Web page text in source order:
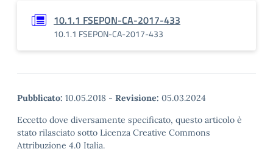
10.1.1 FSEPON-CA-2017-433
10.1.1 FSEPON-CA-2017-433
Pubblicato: 10.05.2018 - Revisione: 05.03.2024
Eccetto dove diversamente specificato, questo articolo è
stato rilasciato sotto Licenza Creative Commons
Attribuzione 4.0 Italia.